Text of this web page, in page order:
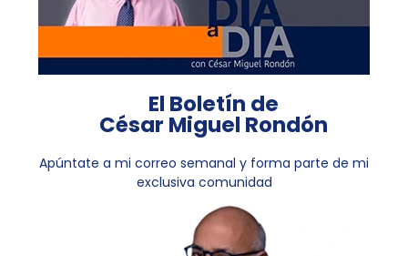
El Boletín de
César Miguel Rondón
Apúntate a mi correo semanal y forma parte de mi
exclusiva comunidad